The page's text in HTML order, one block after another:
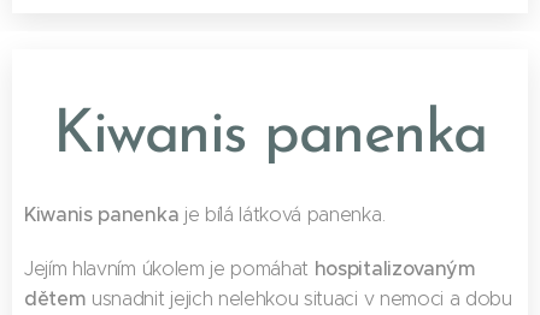
Kiwanis panenka
Kiwanis panenka je bílá látková panenka.
Jejím hlavním úkolem je pomáhat hospitalizovaným
dětem usnadnit jejich nelehkou situaci v nemoci a dobu